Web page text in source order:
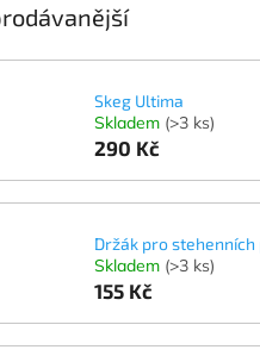
Skeg Ultima
Skladem (>3 ks)
290 Kč
Držák pro
Skladem (>3 ks)
155 Kč